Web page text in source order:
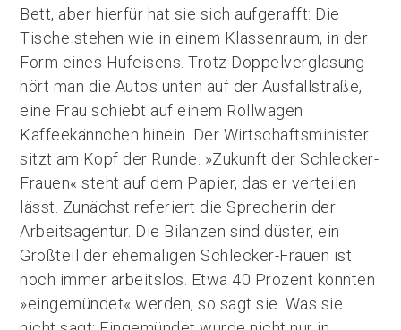
Bett, aber hierfür hat sie sich aufgerafft: Die
Tische stehen wie in einem Klassenraum, in der
Form eines Hufeisens. Trotz Doppelverglasung
hört man die Autos unten auf der Ausfallstraße,
eine Frau schiebt auf einem Rollwagen
Kaffeekännchen hinein. Der Wirtschaftsminister
sitzt am Kopf der Runde. »Zukunft der Schlecker-
Frauen« steht auf dem Papier, das er verteilen
lässt. Zunächst referiert die Sprecherin der
Arbeitsagentur. Die Bilanzen sind düster, ein
Großteil der ehemaligen Schlecker-Frauen ist
noch immer arbeitslos. Etwa 40 Prozent konnten
»eingemündet« werden, so sagt sie. Was sie